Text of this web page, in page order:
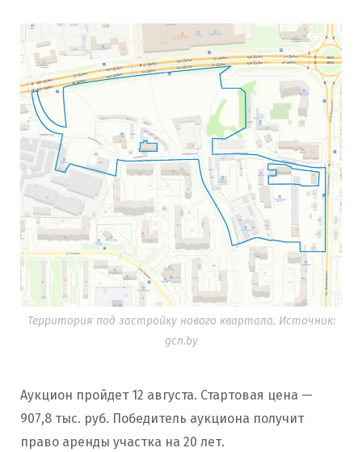
Территория под застройку нового квартала. Источник:
gcn.by
Аукцион пройдет 12 августа. Стартовая цена —
907,8 тыс. руб. Победитель аукциона получит
право аренды участка на 20 лет.